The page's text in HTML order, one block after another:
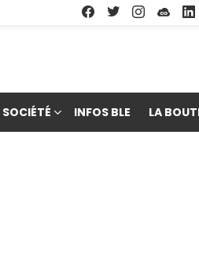
Facebook
TwitterInstagram
SOCIÉTÉ INFOS BLE LA